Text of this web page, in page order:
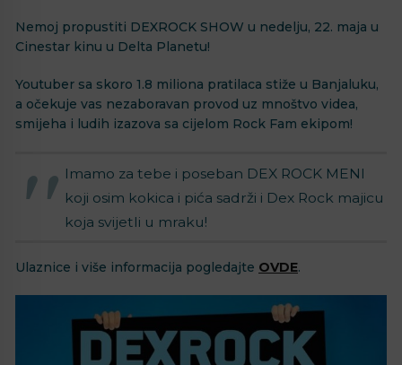
Nemoj propustiti DEXROCK SHOW u nedelju, 22. maja u
Cinestar kinu u Delta Planetu!
Youtuber sa skoro 1.8 miliona pratilaca stiže u Banjaluku,
a očekuje vas nezaboravan provod uz mnoštvo videa,
smijeha i ludih izazova sa cijelom Rock Fam ekipom!
Imamo za tebe i poseban DEX ROCK MENI
koji osim kokica i pića sadrži i Dex Rock majicu
koja svijetli u mraku!
Ulaznice i više informacija pogledajte OVDE.